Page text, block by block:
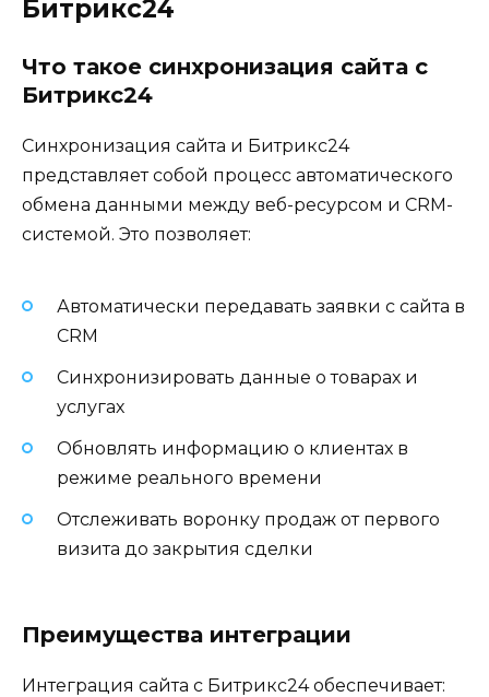
Битрикс24
Что такое синхронизация сайта с
Битрикс24
Синхронизация сайта и Битрикс24
представляет собой процесс автоматического
обмена данными между веб-ресурсом и CRM-
системой. Это позволяет:
Автоматически передавать заявки с сайта в
CRM
Синхронизировать данные о товарах и
услугах
Обновлять информацию о клиентах в
режиме реального времени
Отслеживать воронку продаж от первого
визита до закрытия сделки
Преимущества интеграции
Интеграция сайта с Битрикс24 обеспечивает: